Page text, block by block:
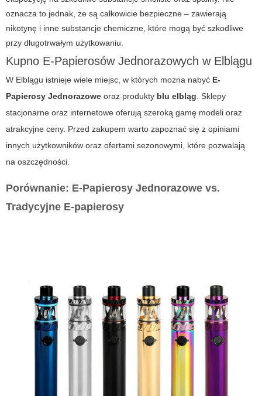
oznacza to jednak, że są całkowicie bezpieczne – zawierają
nikotynę i inne substancje chemiczne, które mogą być szkodliwe
przy długotrwałym użytkowaniu.
Kupno E-Papierosów Jednorazowych w Elblągu
W Elblągu istnieje wiele miejsc, w których można nabyć E-
Papierosy Jednorazowe oraz produkty blu elbląg. Sklepy
stacjonarne oraz internetowe oferują szeroką gamę modeli oraz
atrakcyjne ceny. Przed zakupem warto zapoznać się z opiniami
innych użytkowników oraz ofertami sezonowymi, które pozwalają
na oszczędności.
Porównanie: E-Papierosy Jednorazowe vs.
Tradycyjne E-papierosy